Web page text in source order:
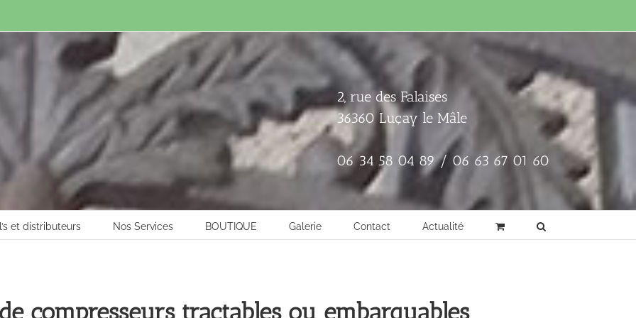
2, rue des Falaises
36360 Luçay le Mâle
06 34 58 04 89 / 06 63 67 01 60
et distributeurs Nos Services BOUTIQUE Galerie Contact Actualité
compresseurs tractables ou embarquables